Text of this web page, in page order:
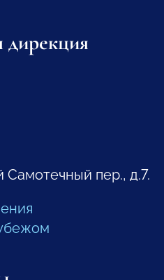
дирекция
Самотечный пер., д.7.